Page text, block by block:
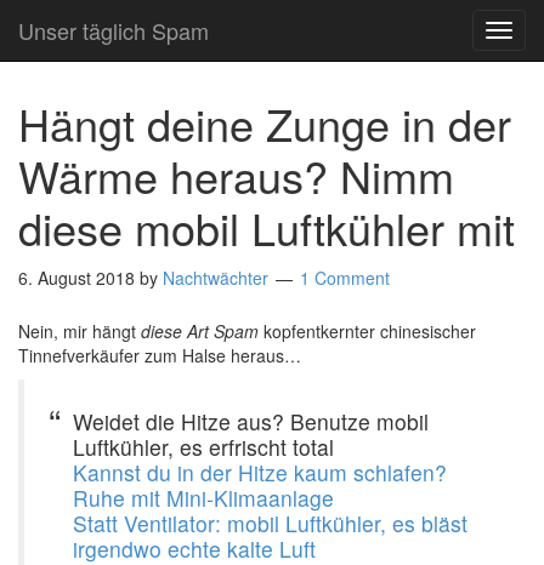
Unser täglich Spam
Hängt deine Zunge in der
Wärme heraus? Nimm
diese mobil Luftkühler mit
6. August 2018 by Nachtwächter 1 Comment
Nein, mir hängt diese Art Spam kopfentkernter chinesischer
Tinnefverkäufer zum Halse heraus…
Weidet die Hitze aus? Benutze mobil
Luftkühler, es erfrischt total
Kannst du in der Hitze kaum schlafen?
Ruhe mit Mini-Klimaanlage
Statt Ventilator: mobil Luftkühler, es bläst
irgendwo echte kalte Luft